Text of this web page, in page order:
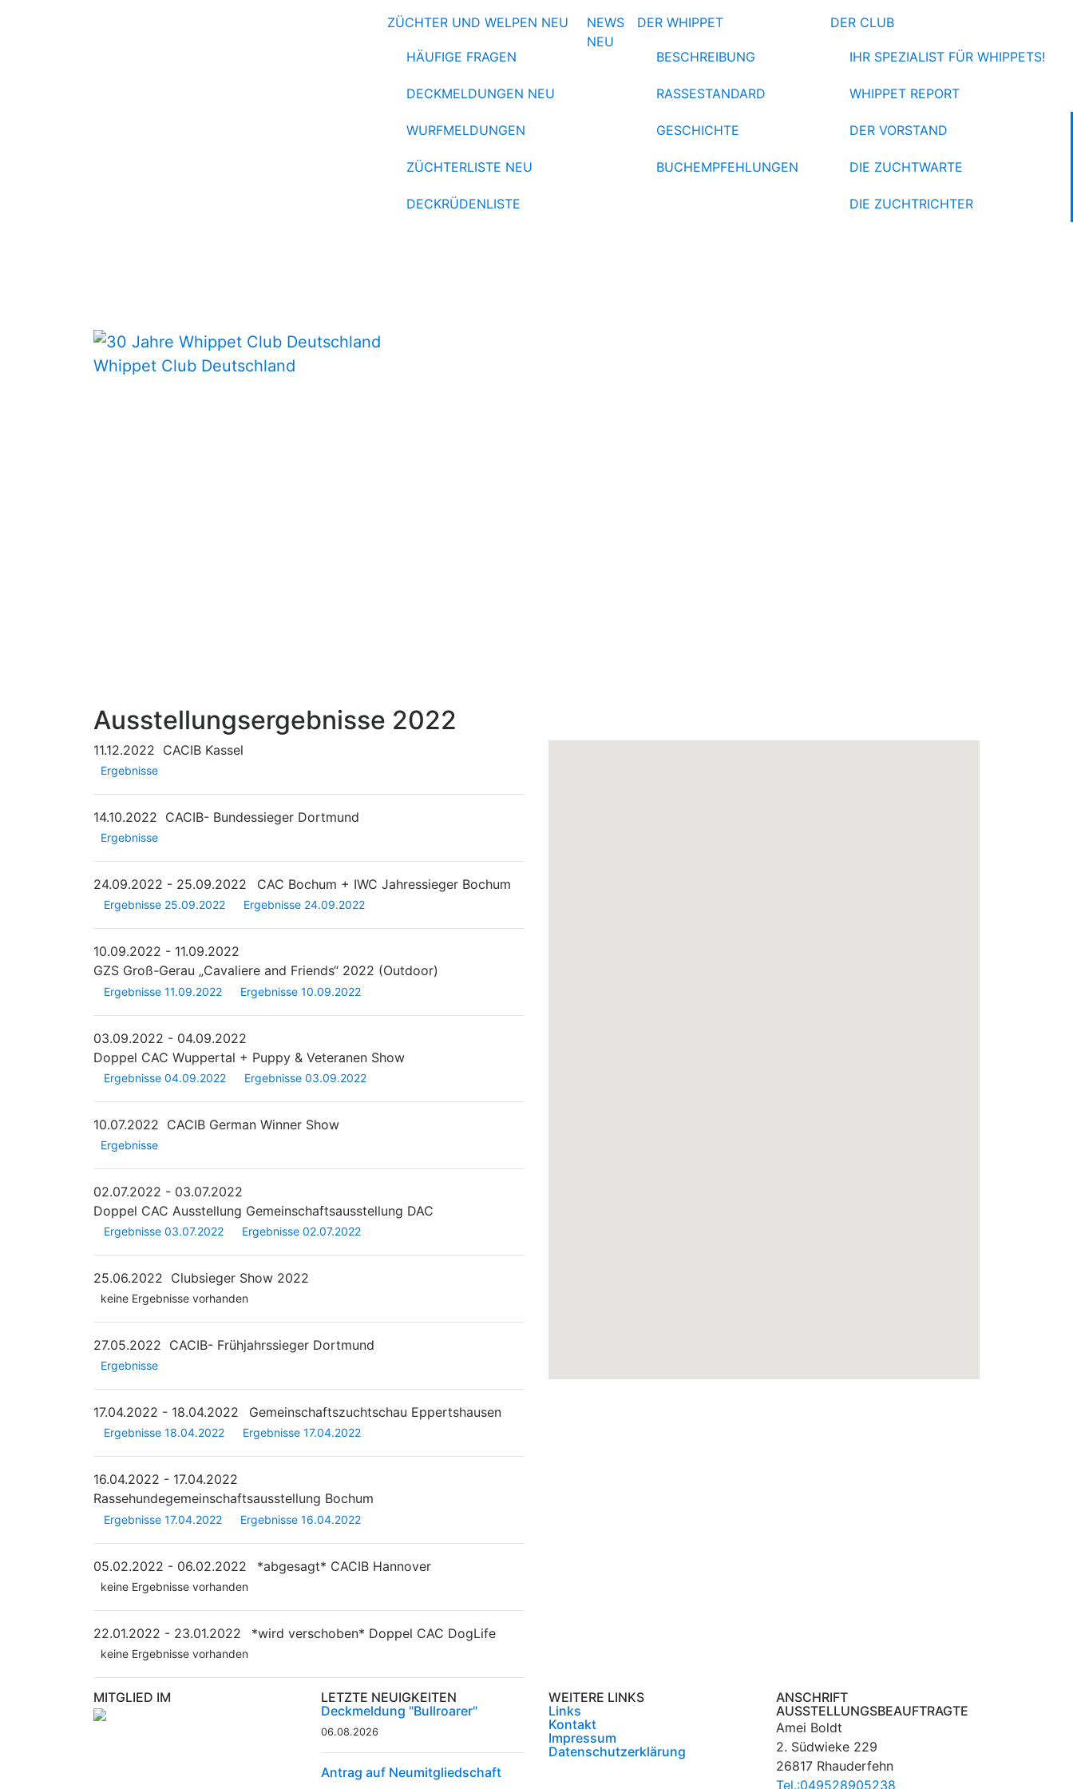
Whippet Club Deutschland
ZÜCHTER UND WELPEN NEU
HÄUFIGE FRAGEN
DECKMELDUNGEN NEU
WURFMELDUNGEN
ZÜCHTERLISTE NEU
DECKRÜDENLISTE
NEWS
NEU
DER WHIPPET
BESCHREIBUNG
RASSESTANDARD
GESCHICHTE
BUCHEMPFEHLUNGEN
DER CLUB
IHR SPEZIALIST FÜR WHIPPETS!
WHIPPET REPORT
DER VORSTAND
DIE ZUCHTWARTE
DIE ZUCHTRICHTER
Ausstellungsergebnisse 2022
11.12.2022 CACIB Kassel
Ergebnisse
14.10.2022 CACIB- Bundessieger Dortmund
Ergebnisse
24.09.2022 - 25.09.2022 CAC Bochum + IWC Jahressieger Bochum
Ergebnisse 25.09.2022 Ergebnisse 24.09.2022
10.09.2022 - 11.09.2022
GZS Groß-Gerau „Cavaliere and Friends“ 2022 (Outdoor)
Ergebnisse 11.09.2022 Ergebnisse 10.09.2022
03.09.2022 - 04.09.2022
Doppel CAC Wuppertal + Puppy & Veteranen Show
Ergebnisse 04.09.2022 Ergebnisse 03.09.2022
10.07.2022 CACIB German Winner Show
Ergebnisse
02.07.2022 - 03.07.2022
Doppel CAC Ausstellung Gemeinschaftsausstellung DAC
Ergebnisse 03.07.2022 Ergebnisse 02.07.2022
25.06.2022 Clubsieger Show 2022
keine Ergebnisse vorhanden
27.05.2022 CACIB- Frühjahrssieger Dortmund
Ergebnisse
17.04.2022 - 18.04.2022 Gemeinschaftszuchtschau Eppertshausen
Ergebnisse 18.04.2022 Ergebnisse 17.04.2022
16.04.2022 - 17.04.2022
Rassehundegemeinschaftsausstellung Bochum
Ergebnisse 17.04.2022 Ergebnisse 16.04.2022
05.02.2022 - 06.02.2022 *abgesagt* CACIB Hannover
keine Ergebnisse vorhanden
22.01.2022 - 23.01.2022 *wird verschoben* Doppel CAC DogLife
keine Ergebnisse vorhanden
MITGLIED IM
LETZTE NEUIGKEITEN
Deckmeldung "Bullroarer"
06.08.2026
Antrag auf Neumitgliedschaft
WEITERE LINKS
Links
Kontakt
Impressum
Datenschutzerklärung
ANSCHRIFT
AUSSTELLUNGSBEAUFTRAGTE
Amei Boldt
2. Südwieke 229
26817 Rhauderfehn
Tel.:049528905238